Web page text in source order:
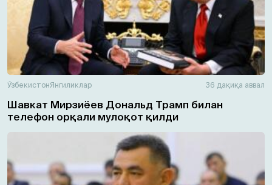
ЎзбекистонЯнгиликлар 36 дақиқа аввал
Шавкат Мирзиёев Дональд Трамп билан
телефон орқали мулоқот қилди